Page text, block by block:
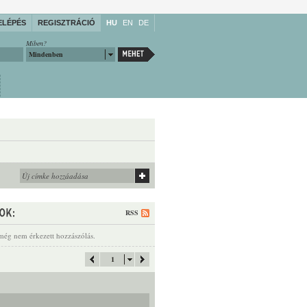
REGISZTRÁCIÓ HU EN DE
Miben?
Mindenben
RSS
nem érkezett hozzászólás.
1